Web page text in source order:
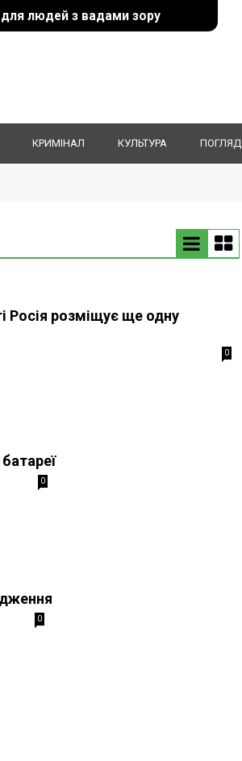
для людей з вадами зору
КРИМІНАЛ КУЛЬТУРА ПОГЛЯД
Росія розміщує ще одну
0
0
0